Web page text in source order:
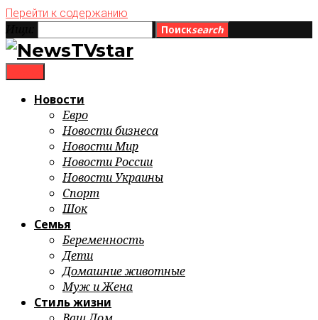
Перейти к содержанию
Поискsearch
Новости
Евро
Новости бизнеса
Новости Мир
Новости России
Новости Украины
Спорт
Шок
Семья
Беременность
Дети
Домашние животные
Муж и Жена
Стиль жизни